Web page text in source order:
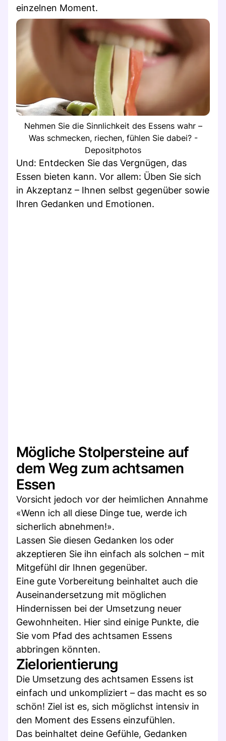
einzelnen Moment.
Nehmen Sie die Sinnlichkeit des Essens wahr –
Was schmecken, riechen, fühlen Sie dabei? -
Depositphotos
Und: Entdecken Sie das Vergnügen, das
Essen bieten kann. Vor allem: Üben Sie sich
in Akzeptanz – Ihnen selbst gegenüber sowie
Ihren Gedanken und Emotionen.
Mögliche Stolpersteine auf
dem Weg zum achtsamen
Essen
Vorsicht jedoch vor der heimlichen Annahme
«Wenn ich all diese Dinge tue, werde ich
sicherlich abnehmen!».
Lassen Sie diesen Gedanken los oder
akzeptieren Sie ihn einfach als solchen – mit
Mitgefühl dir Ihnen gegenüber.
Eine gute Vorbereitung beinhaltet auch die
Auseinandersetzung mit möglichen
Hindernissen bei der Umsetzung neuer
Gewohnheiten. Hier sind einige Punkte, die
Sie vom Pfad des achtsamen Essens
abbringen könnten.
Zielorientierung
Die Umsetzung des achtsamen Essens ist
einfach und unkompliziert – das macht es so
schön! Ziel ist es, sich möglichst intensiv in
den Moment des Essens einzufühlen.
Das beinhaltet deine Gefühle, Gedanken